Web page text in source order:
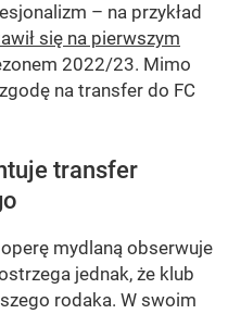
– na przykład
się na pierwszym
2022/23. Mimo
na transfer do FC
transfer
mydlaną obserwuje
jednak, że klub
rodaka. W swoim